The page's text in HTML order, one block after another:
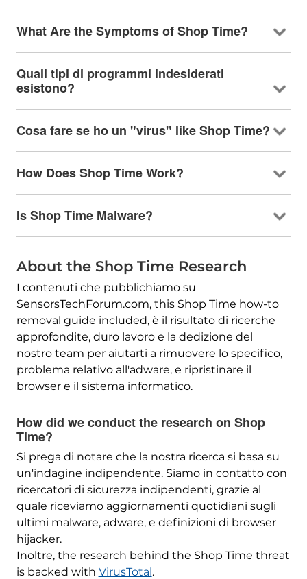
What Are the Symptoms of Shop Time?
Quali tipi di programmi indesiderati
esistono?
Cosa fare se ho un "virus" like Shop Time?
How Does Shop Time Work?
Is Shop Time Malware?
About the Shop Time Research
I contenuti che pubblichiamo su
SensorsTechForum.com, this Shop Time how-to
removal guide included, è il risultato di ricerche
approfondite, duro lavoro e la dedizione del
nostro team per aiutarti a rimuovere lo specifico,
problema relativo all'adware, e ripristinare il
browser e il sistema informatico.
How did we conduct the research on Shop
Time?
Si prega di notare che la nostra ricerca si basa su
un'indagine indipendente. Siamo in contatto con
ricercatori di sicurezza indipendenti, grazie al
quale riceviamo aggiornamenti quotidiani sugli
ultimi malware, adware, e definizioni di browser
hijacker.
Inoltre, the research behind the Shop Time threat
is backed with VirusTotal.